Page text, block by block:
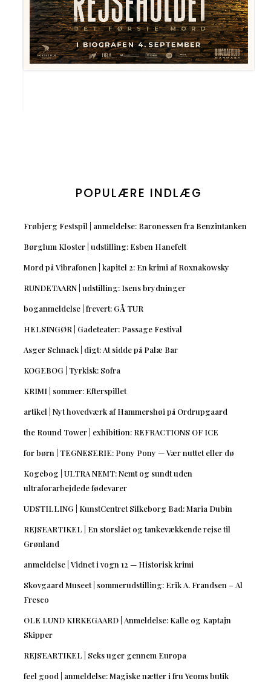
POPULÆRE INDLÆG
Frøbjerg Festspil | anmeldelse: Baronessen fra Benzintanken
Børglum Kloster | udstilling: Esben Hanefelt
Mord på Vibrafonen | kapitel 2: En krimi af Roxnakowsky
RUNDETAARN | udstilling: Isens brydninger
boganmeldelse | frevert: GÅ TUR
HELSINGØR | Gadeteater: Passage Festival
Asger Schnack | digt: At sidde på Palæ Bar
KOGEBOG | Tyrkisk: Sofra
KRIMI | sommer: Efterspillet
artikel | Nyt hovedværk af Hammershøi på Ordrupgaard
the Round Tower | exhibition: REFRACTIONS OF ICE
for børn | TEGNESERIE: Pony Pony — Vær nuttet eller dø
Kogebog | ULTRA NEMT: Nemt og sundt uden
ultraforarbejdede fødevarer
UDSTILLING | KunstCentret Silkeborg Bad: Maria Dubin
REJSEARTIKEL | En storslået og tankevækkende rejse til
Grønland
anmeldelse | Vidnet i vogn 12 — Historisk krimi
Skovgaard Museet | sommerudstilling: Erik A. Frandsen – Al
Fresco
OLE LUND KIRKEGAARD | Anmeldelse: Kalle og Kaptajn
Skipper
REJSEARTIKEL | Seks uger gennem Europa
feel good | anmeldelse: Magiske nætter i fru Yeoms butik